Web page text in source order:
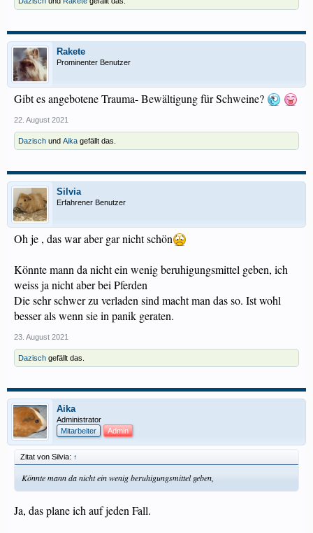
Rakete
Prominenter Benutzer
Gibt es angebotene Trauma- Bewältigung für Schweine?
22. August 2021
Dazisch und Aika gefällt das.
Silvia
Erfahrener Benutzer
Oh je , das war aber gar nicht schön
Könnte mann da nicht ein wenig beruhigungsmittel geben, ich
weiss ja nicht aber bei Pferden
Die sehr schwer zu verladen sind macht man das so. Ist wohl
besser als wenn sie in panik geraten.
23. August 2021
Dazisch gefällt das.
Aika
Administrator
Mitarbeiter
Admin
Zitat von Silvia: ↑
Könnte mann da nicht ein wenig beruhigungsmittel geben,
Ja, das plane ich auf jeden Fall.